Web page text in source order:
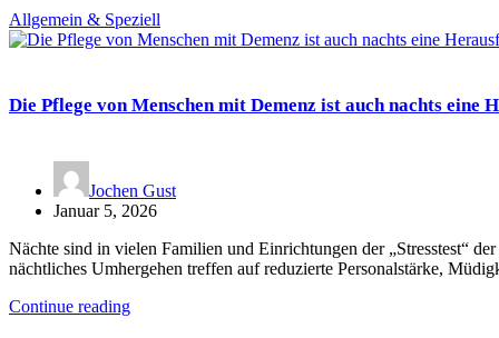
Allgemein & Speziell
Die Pflege von Menschen mit Demenz ist auch nachts eine
Jochen Gust
Januar 5, 2026
Nächte sind in vielen Familien und Einrichtungen der „Stresstest“
nächtliches Umhergehen treffen auf reduzierte Personalstärke,
Continue reading